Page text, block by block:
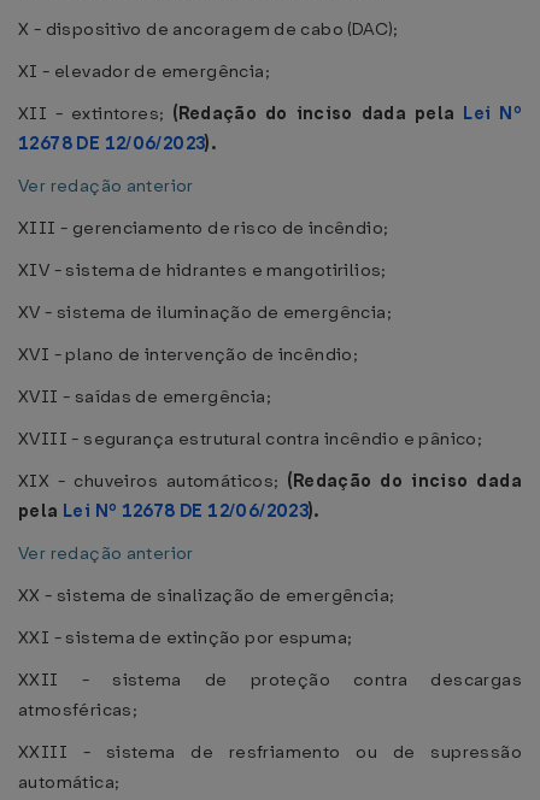
X - dispositivo de ancoragem de cabo (DAC);
XI - elevador de emergência;
XII - extintores; (Redação do inciso dada pela Lei Nº
12678 DE 12/06/2023).
Ver redação anterior
XIII - gerenciamento de risco de incêndio;
XIV - sistema de hidrantes e mangotirilios;
XV - sistema de iluminação de emergência;
XVI - plano de intervenção de incêndio;
XVII - saídas de emergência;
XVIII - segurança estrutural contra incêndio e pânico;
XIX - chuveiros automáticos; (Redação do inciso dada
pela Lei Nº 12678 DE 12/06/2023).
Ver redação anterior
XX - sistema de sinalização de emergência;
XXI - sistema de extinção por espuma;
XXII - sistema de proteção contra descargas
atmosféricas;
XXIII - sistema de resfriamento ou de supressão
automática;